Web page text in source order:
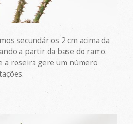
secundários 2 cm acima da
a partir da base do ramo.
a roseira gere um número